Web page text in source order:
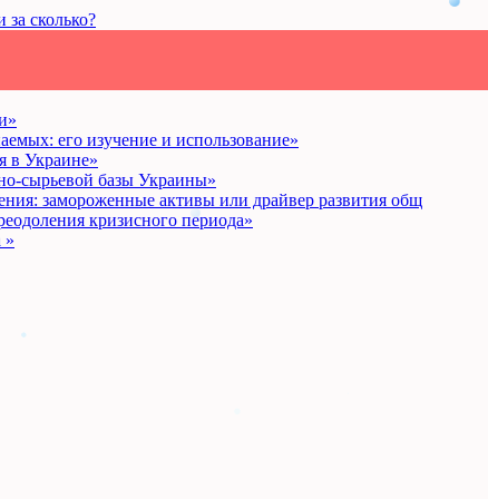
сколько?
его изучение и использование»
в Украине»
сырьевой базы Украины»
замороженные активы или драйвер развития общ
кризисного периода»
»